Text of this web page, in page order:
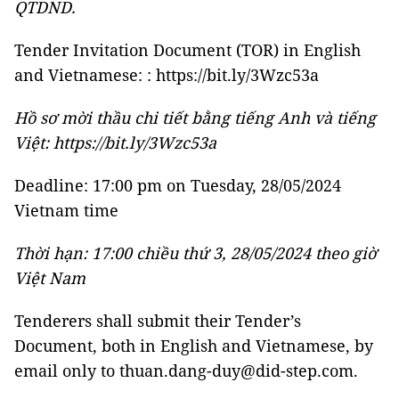
QTDND.
Tender Invitation Document (TOR) in English
and Vietnamese: : https://bit.ly/3Wzc53a
Hồ sơ mời thầu chi tiết bằng tiếng Anh và tiếng
Việt: https://bit.ly/3Wzc53a
Deadline: 17:00 pm on Tuesday, 28/05/2024
Vietnam time
Thời hạn: 17:00 chiều thứ 3, 28/05/2024 theo giờ
Việt Nam
Tenderers shall submit their Tender’s
Document, both in English and Vietnamese, by
email only to thuan.dang-duy@did-step.com.